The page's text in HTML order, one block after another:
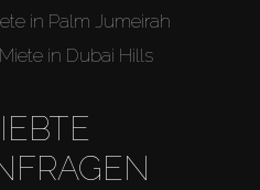
in Palm Jumeirah
in Dubai Hills